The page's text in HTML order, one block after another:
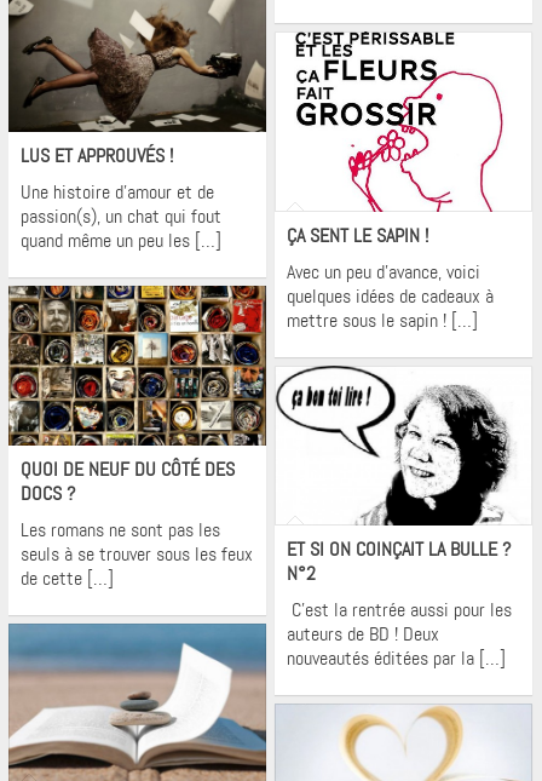
Krons
LUS ET APPROUVÉS !
Une histoire d’amour et de
passion(s), un chat qui fout
quand même un peu les […]
Krons
ÇA SENT LE SAPIN !
Avec un peu d’avance, voici
quelques idées de cadeaux à
mettre sous le sapin ! […]
Krons
QUOI DE NEUF DU CÔTÉ DES
DOCS ?
Les romans ne sont pas les
seuls à se trouver sous les feux
de cette […]
Krons
ET SI ON COINÇAIT LA BULLE ?
N°2
C’est la rentrée aussi pour les
auteurs de BD ! Deux
nouveautés éditées par la […]
Krons